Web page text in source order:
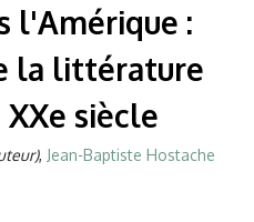
l'Amérique :
la littérature
siècle
, Jean-Baptiste Hostache